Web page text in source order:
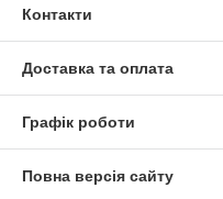
Контакти
Доставка та оплата
Графік роботи
Повна версія сайту